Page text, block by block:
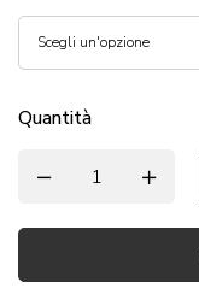
Quantità